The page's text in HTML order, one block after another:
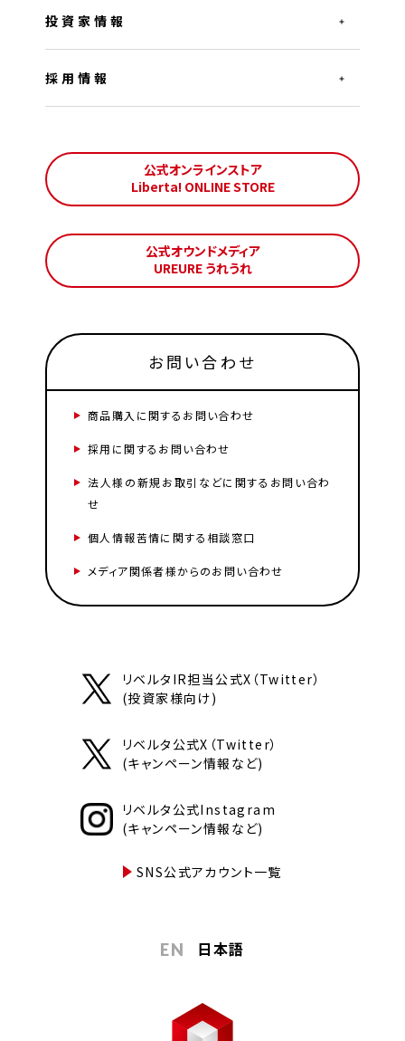
投資家情報
採用情報
公式オンラインストア
Liberta! ONLINE STORE
公式オウンドメディア
UREURE うれうれ
お問い合わせ
商品購入に関するお問い合わせ
採用に関するお問い合わせ
法人様の新規お取引などに関するお問い合わ
せ
個人情報苦情に関する相談窓口
メディア関係者様からのお問い合わせ
リベルタIR担当公式X（Twitter）
(投資家様向け)
リベルタ公式X（Twitter）
(キャンペーン情報など)
リベルタ公式Instagram
(キャンペーン情報など)
SNS公式アカウント一覧
EN 日本語